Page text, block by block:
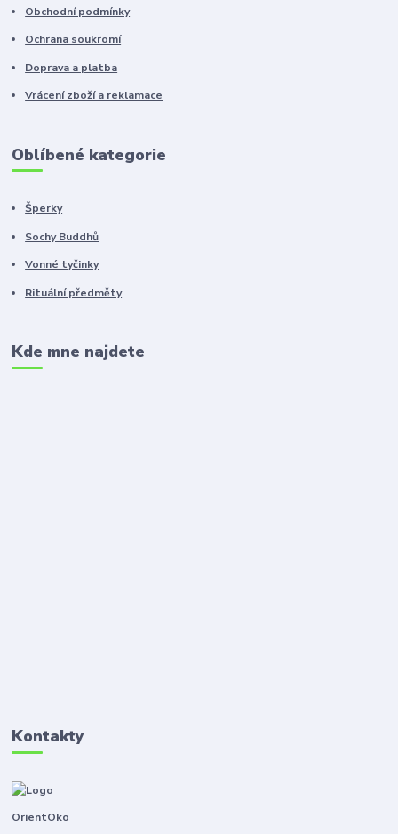
Obchodní podmínky
Ochrana soukromí
Doprava a platba
Vrácení zboží a reklamace
Oblíbené kategorie
Šperky
Sochy Buddhů
Vonné tyčinky
Rituální předměty
Kde mne najdete
Kontakty
OrientOko